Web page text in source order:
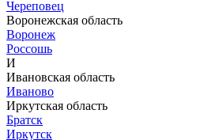
Череповец
Воронежская область
Воронеж
Россошь
И
Ивановская область
Иваново
Иркутская область
Братск
Иркутск